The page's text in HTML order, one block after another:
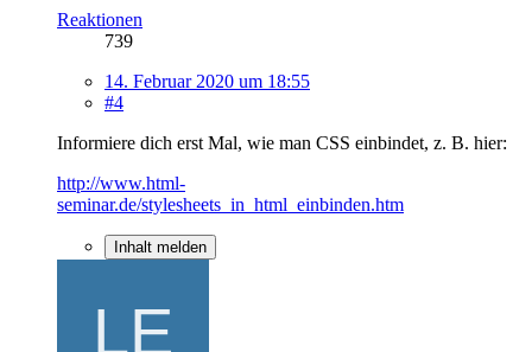
Reaktionen
739
14. Februar 2020 um 18:55
#4
Informiere dich erst Mal, wie man CSS einbindet, z. B. hier:
http://www.html-
seminar.de/stylesheets_in_html_einbinden.htm
Inhalt melden